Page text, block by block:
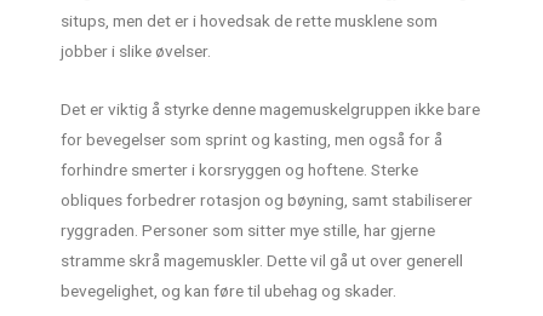
situps, men det er i hovedsak de rette musklene som
jobber i slike øvelser.
Det er viktig å styrke denne magemuskelgruppen ikke bare
for bevegelser som sprint og kasting, men også for å
forhindre smerter i korsryggen og hoftene. Sterke
obliques forbedrer rotasjon og bøyning, samt stabiliserer
ryggraden. Personer som sitter mye stille, har gjerne
stramme skrå magemuskler. Dette vil gå ut over generell
bevegelighet, og kan føre til ubehag og skader.